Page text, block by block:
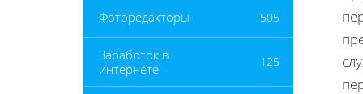
Фоторедакторы 505
Заработок в
интернете
125